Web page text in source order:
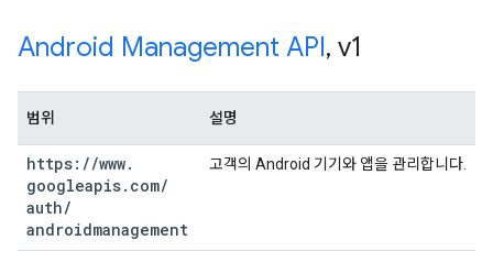
Android Management API, v1
범위 설명
https: //www.
googleapis. com/
auth/
androidmanagement
고객의 Android 기기와 앱을 관리합니다.